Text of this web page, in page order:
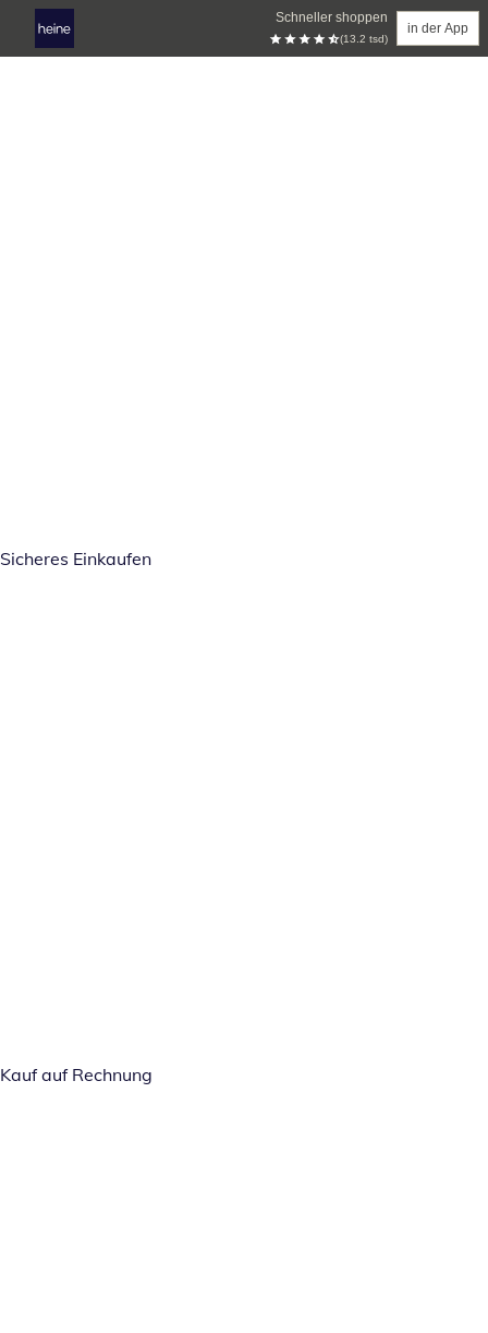
Schneller shoppen
(13.2 tsd)
in der App
Sicheres Einkaufen
Kauf auf Rechnung